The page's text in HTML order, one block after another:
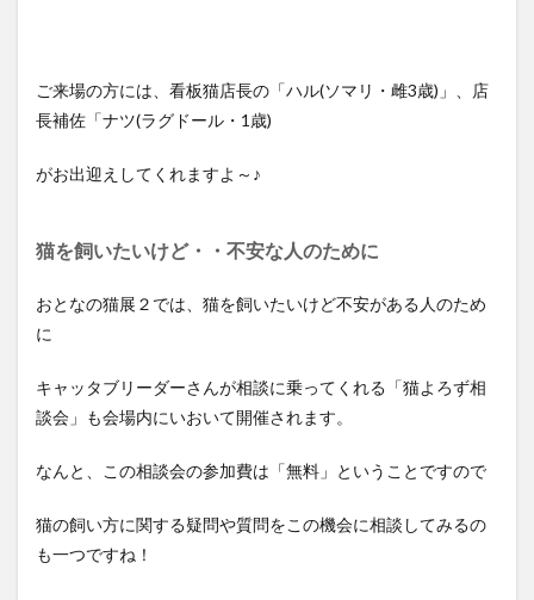
ご来場の方には、看板猫店長の「ハル(ソマリ・雌3歳)」、店
長補佐「ナツ(ラグドール・1歳)
がお出迎えしてくれますよ～♪
猫を飼いたいけど・・不安な人のために
おとなの猫展２では、猫を飼いたいけど不安がある人のため
に
キャッタブリーダーさんが相談に乗ってくれる「猫よろず相
談会」も会場内にいおいて開催されます。
なんと、この相談会の参加費は「無料」ということですので
猫の飼い方に関する疑問や質問をこの機会に相談してみるの
も一つですね！